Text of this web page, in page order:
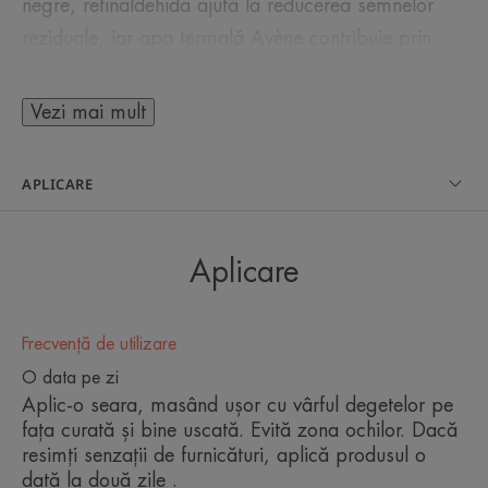
negre, retinaldehida ajută la reducerea semnelor
grasă, catifelată și plăcută învăluie pielea și îi oferă
CÂTEVA CUVINTE DE LA EXPERTUL
Vezi mai mult
APLICARE
Aplicare
Frecvență de utilizare
O data pe zi
Aplic-o seara, masând ușor cu vârful degetelor pe
fața curată și bine uscată. Evită zona ochilor. Dacă
resimți senzații de furnicături, aplică produsul o
dată la două zile .